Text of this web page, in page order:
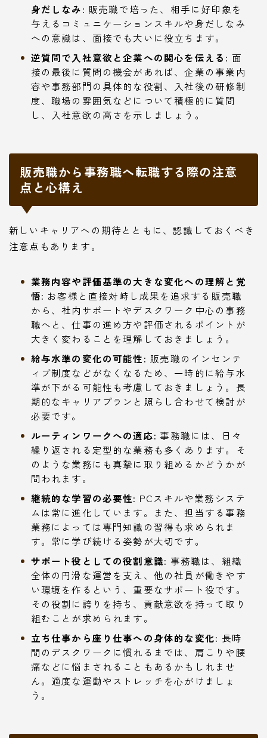
身だしなみ: 販売職で培った、相手に好印象を
与えるコミュニケーションスキルや身だしなみ
への意識は、面接でも大いに役立ちます。
逆質問で入社意欲と企業への関心を伝える: 面
接の最後に質問の機会があれば、企業の事業内
容や事務部門の具体的な役割、入社後の研修制
度、職場の雰囲気などについて積極的に質問
し、入社意欲の高さを示しましょう。
販売職から事務職へ転職する際の注意
点と心構え
新しいキャリアへの期待とともに、認識しておくべき
注意点もあります。
業務内容や評価基準の大きな変化への理解と覚
悟: お客様と直接対峙し成果を追求する販売職
から、社内サポートやデスクワーク中心の事務
職へと、仕事の進め方や評価されるポイントが
大きく変わることを理解しておきましょう。
給与水準の変化の可能性: 販売職のインセンテ
ィブ制度などがなくなるため、一時的に給与水
準が下がる可能性も考慮しておきましょう。長
期的なキャリアプランと照らし合わせて検討が
必要です。
ルーティンワークへの適応: 事務職には、日々
繰り返される定型的な業務も多くあります。そ
のような業務にも真摯に取り組めるかどうかが
問われます。
継続的な学習の必要性: PCスキルや業務システ
ムは常に進化しています。また、担当する事務
業務によっては専門知識の習得も求められま
す。常に学び続ける姿勢が大切です。
サポート役としての役割意識: 事務職は、組織
全体の円滑な運営を支え、他の社員が働きやす
い環境を作るという、重要なサポート役です。
その役割に誇りを持ち、貢献意欲を持って取り
組むことが求められます。
立ち仕事から座り仕事への身体的な変化: 長時
間のデスクワークに慣れるまでは、肩こりや腰
痛などに悩まされることもあるかもしれませ
ん。適度な運動やストレッチを心がけましょ
う。